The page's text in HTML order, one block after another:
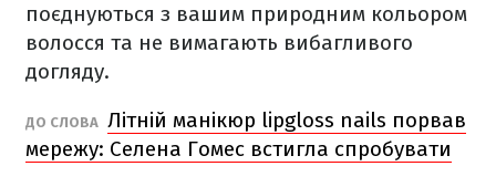
поєднуються з вашим природним кольором
волосся та не вимагають вибагливого
догляду.
ДО СЛОВА Літній манікюр lipgloss nails порвав
мережу: Селена Гомес встигла спробувати